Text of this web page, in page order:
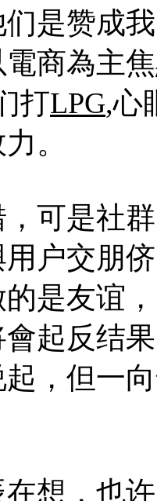
是赞成
電商為主
打LPG,心
。
可是社
户交朋
是友谊
起反结
，但一
想，也